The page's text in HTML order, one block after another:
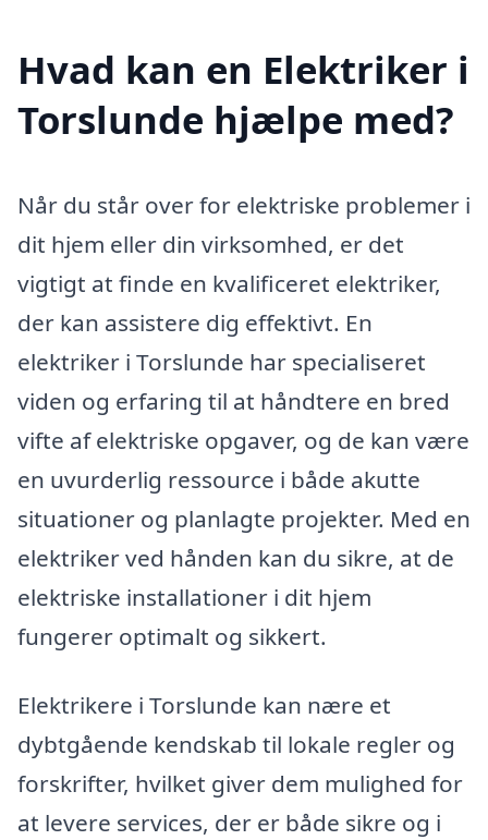
Hvad kan en Elektriker i
Torslunde hjælpe med?
Når du står over for elektriske problemer i
dit hjem eller din virksomhed, er det
vigtigt at finde en kvalificeret elektriker,
der kan assistere dig effektivt. En
elektriker i Torslunde har specialiseret
viden og erfaring til at håndtere en bred
vifte af elektriske opgaver, og de kan være
en uvurderlig ressource i både akutte
situationer og planlagte projekter. Med en
elektriker ved hånden kan du sikre, at de
elektriske installationer i dit hjem
fungerer optimalt og sikkert.
Elektrikere i Torslunde kan nære et
dybtgående kendskab til lokale regler og
forskrifter, hvilket giver dem mulighed for
at levere services, der er både sikre og i